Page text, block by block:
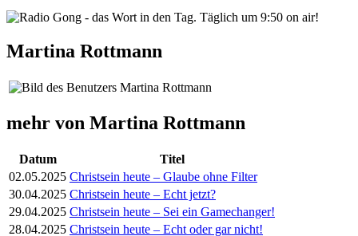
Martina Rottmann
mehr von Martina Rottmann
Datum
Titel
02.05.2025 Christsein heute – Glaube ohne Filter
30.04.2025 Christsein heute – Echt jetzt?
29.04.2025 Christsein heute – Sei ein Gamechanger!
28.04.2025 Christsein heute – Echt oder gar nicht!